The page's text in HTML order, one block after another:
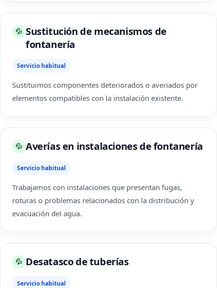
💦 Sustitución de mecanismos de
fontanería
Servicio habitual
Sustituimos componentes deteriorados o averiados por
elementos compatibles con la instalación existente.
💦 Averías en instalaciones de fontanería
Servicio habitual
Trabajamos con instalaciones que presentan fugas,
roturas o problemas relacionados con la distribución y
evacuación del agua.
💦 Desatasco de tuberías
Servicio habitual